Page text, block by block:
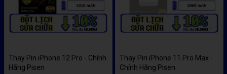
Thay Pin iPhone 12 Pro - Chính
Hãng Pisen
Thay Pin iPhone 11 Pro Max -
Chính Hãng Pisen